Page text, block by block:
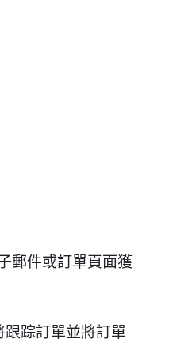
郵件或訂單頁面獲
踪訂單並將訂單